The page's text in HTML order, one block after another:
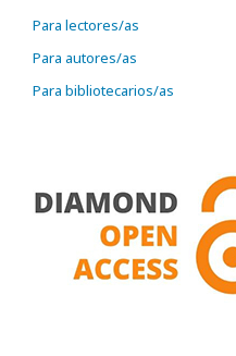
Para lectores/as
Para autores/as
Para bibliotecarios/as